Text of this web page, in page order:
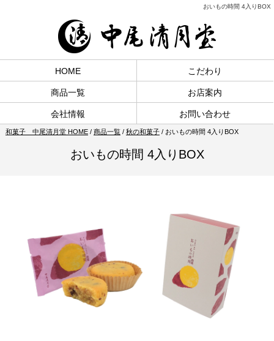
おいもの時間 4入りBOX
HOME こだわり
商品一覧 お店案内
会社情報 お問い合わせ
和菓子 中尾清月堂 HOME/ 商品一覧/ 秋の和菓子/ おいもの時間 4入りBOX
おいもの時間 4入りBOX